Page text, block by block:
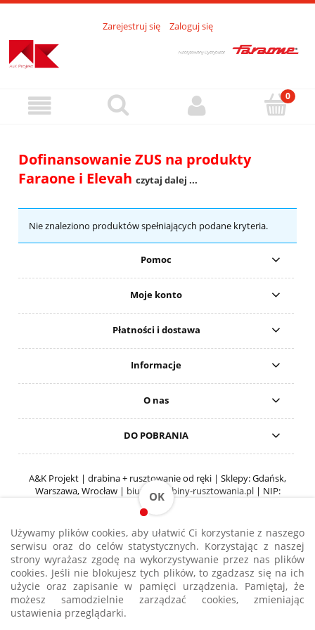
Strona korzysta z plików cookies w celu realizacji usług i zgodnie zPolityką
Plików Cookies. Możesz określić warunki przechowywania lub dostępu do
plików cookies w Twojej przeglądarce.
Zarejestruj się Zaloguj się
Dofinansowanie ZUS na produkty
Faraone i Elevah czytaj dalej ...
Nie znaleziono produktów spełniających podane kryteria.
Pomoc
Moje konto
Płatności i dostawa
Informacje
O nas
DO POBRANIA
A&K Projekt | drabina + rusztowanie od ręki | Sklepy: Gdańsk,
Warszawa, Wrocław | biuro@drabiny-rusztowania.pl| NIP:
5833485857 | REGON: 5261013430
pokaż pełną wersję strony
Sklep internetowy Shoper.pl
Używamy plików cookies, aby ułatwić Ci korzystanie z naszego
serwisu oraz do celów statystycznych. Korzystając z naszej
strony wyrażasz zgodę na wykorzystywanie przez nas plików
cookies. Jeśli nie blokujesz tych plików, to zgadzasz się na ich
użycie oraz zapisanie w pamięci urządzenia. Pamiętaj, że
możesz samodzielnie zarządzać cookies, zmieniając
ustawienia przeglądarki.
OK